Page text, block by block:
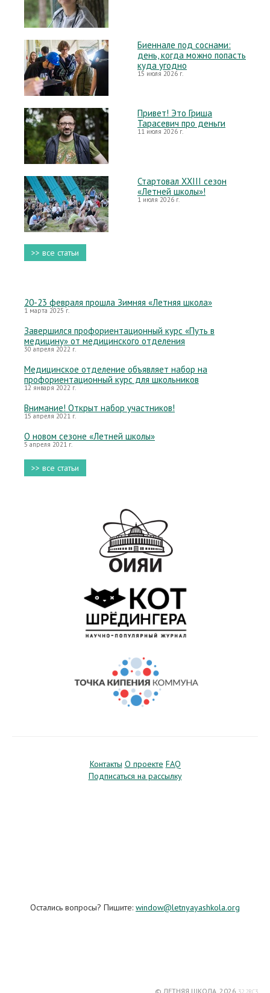
Биеннале под соснами:
день, когда можно попасть
куда угодно
15 июля 2026 г.
Привет! Это Гриша
Тарасевич про деньги
11 июля 2026 г.
Стартовал XXIII сезон
«Летней школы»!
1 июля 2026 г.
>> все статьи
20-23 февраля прошла Зимняя «Летняя школа»
1 марта 2025 г.
Завершился профориентационный курс «Путь в
медицину» от медицинского отделения
30 апреля 2022 г.
Медицинское отделение объявляет набор на
профориентационный курс для школьников
12 января 2022 г.
Внимание! Открыт набор участников!
15 апреля 2021 г.
О новом сезоне «Летней школы»
5 апреля 2021 г.
>> все статьи
Контакты О проекте FAQ
Подписаться на рассылку
Остались вопросы? Пишите: window@letnyayashkola.org
© ЛЕТНЯЯ ШКОЛА, 2026